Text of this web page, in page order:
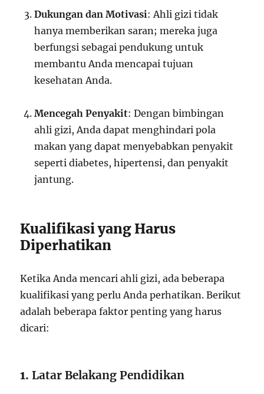
Dukungan dan Motivasi: Ahli gizi tidak
hanya memberikan saran; mereka juga
berfungsi sebagai pendukung untuk
membantu Anda mencapai tujuan
kesehatan Anda.
Mencegah Penyakit: Dengan bimbingan
ahli gizi, Anda dapat menghindari pola
makan yang dapat menyebabkan penyakit
seperti diabetes, hipertensi, dan penyakit
jantung.
Kualifikasi yang Harus
Diperhatikan
Ketika Anda mencari ahli gizi, ada beberapa
kualifikasi yang perlu Anda perhatikan. Berikut
adalah beberapa faktor penting yang harus
dicari:
1.Latar Belakang Pendidikan